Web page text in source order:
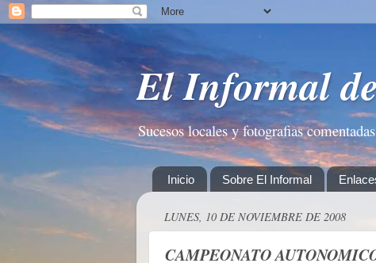
El Informal
Sucesos locales y fotografias
Inicio Sobre El Informal
LUNES, 10 DE NOVIEMBRE DE 2008
CAMPEONATO